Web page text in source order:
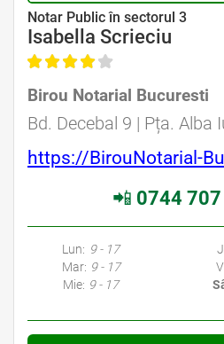
Avocat Specializat în Drept Civil • Avocat Specializat în Dreptul
Notar Public în sectorul 3
Isabella Scrieciu
Birou Notarial Bucuresti
Bd. Decebal 9 | Pța. Alba
https://BirouNotarial-
📲 0744
Avocati Bucuresti • Cabinete Avocatura Bucuresti • Avocati Specializati Bucuresti •
Lun: 9 - 17
Mar: 9 - 17
Mie: 9 - 17